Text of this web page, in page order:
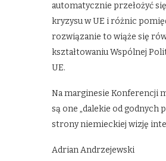
automatycznie przełożyć
kryzysu w UE i różnic
rozwiązanie to wiąże się
kształtowaniu Wspólnej
UE.
Na marginesie Konferencji
są one „dalekie od godnych
strony niemieckiej wizję
Adrian Andrzejewski